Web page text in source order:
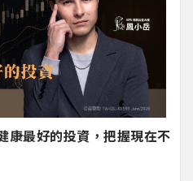
康最好的投資，把握現在不